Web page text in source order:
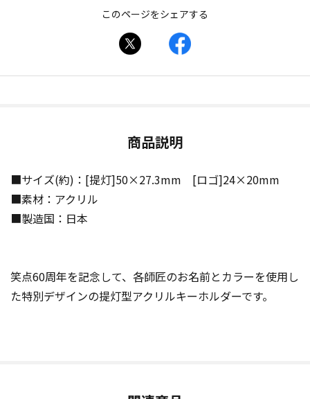
このページをシェアする
商品説明
■サイズ(約)：[提灯]50×27.3mm [ロゴ]24×20mm
■素材：アクリル
■製造国：日本
笑点60周年を記念して、各師匠のお名前とカラーを使用し
た特別デザインの提灯型アクリルキーホルダーです。